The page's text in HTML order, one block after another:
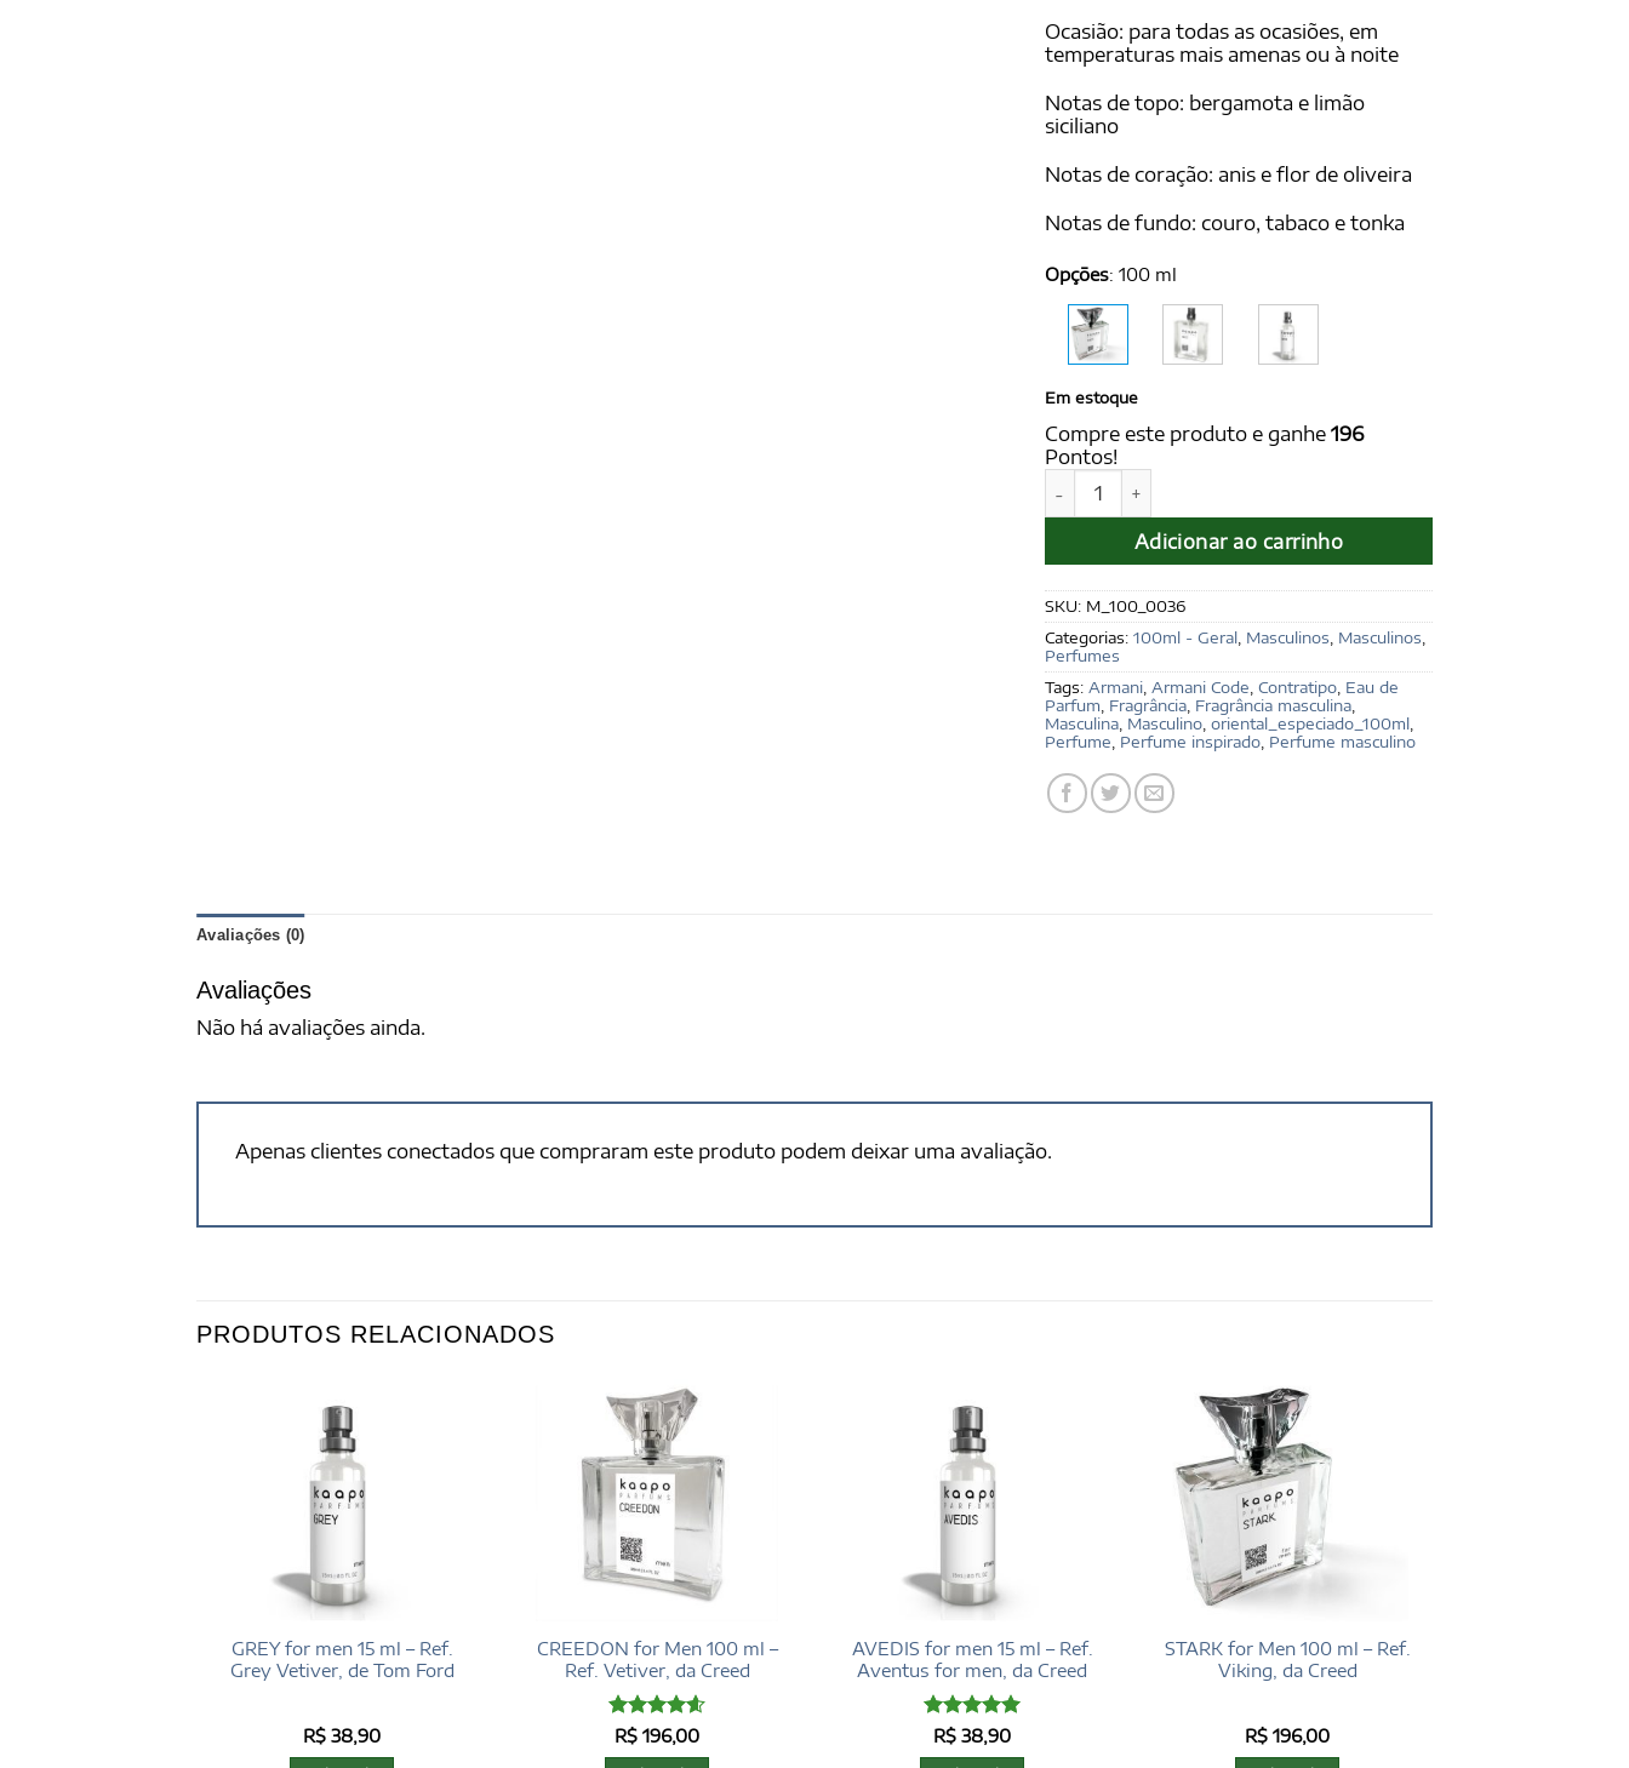
Ocasião: para todas as ocasiões, em
temperaturas mais amenas ou à noite
Notas de topo: bergamota e limão
siciliano
Notas de coração: anis e flor de oliveira
Notas de fundo: couro, tabaco e tonka
Opções: 100 ml
Em estoque
Compre este produto e ganhe 196
Pontos!
PASS for Men 100 ml - Ref. Armani Code, de Armani quantidade
Adicionar ao carrinho
SKU: M_100_0036
Categorias: 100ml - Geral Masculinos Masculinos
Perfumes
Tags: Armani Armani Code Contratipo Eau de
Parfum Fragrância Fragrância masculina
Masculina Masculino oriental_especiado_100ml
Perfume Perfume inspirado Perfume masculino
Avaliações (0)
Avaliações
Não há avaliações ainda.
Apenas clientes conectados que compraram este produto podem deixar uma avaliação.
PRODUTOS RELACIONADOS
GREY for men 15 ml – Ref.
Grey Vetiver, de Tom Ford
R$ 38,90
CREEDON for Men 100 ml –
Ref. Vetiver, da Creed
Avaliação
4.62
de 5
R$ 196,00
AVEDIS for men 15 ml – Ref.
Aventus for men, da Creed
Avaliação5
de 5
R$ 38,90
STARK for Men 100 ml – Ref.
Viking, da Creed
R$ 196,00